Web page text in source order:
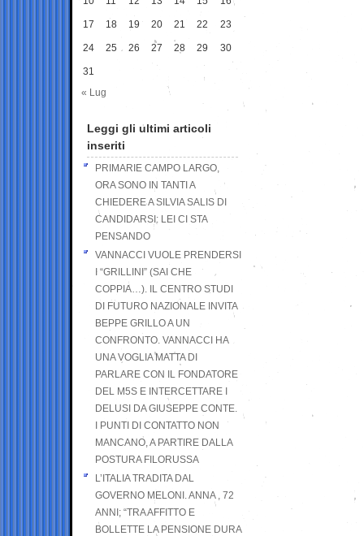
17 18 19 20 21 22 23
24 25 26 27 28 29 30
31
« Lug
Leggi gli ultimi articoli
inseriti
PRIMARIE CAMPO LARGO,
ORA SONO IN TANTI A
CHIEDERE A SILVIA SALIS DI
CANDIDARSI: LEI CI STA
PENSANDO
VANNACCI VUOLE PRENDERSI
I “GRILLINI” (SAI CHE
COPPIA…). IL CENTRO STUDI
DI FUTURO NAZIONALE INVITA
BEPPE GRILLO A UN
CONFRONTO. VANNACCI HA
UNA VOGLIA MATTA DI
PARLARE CON IL FONDATORE
DEL M5S E INTERCETTARE I
DELUSI DA GIUSEPPE CONTE.
I PUNTI DI CONTATTO NON
MANCANO, A PARTIRE DALLA
POSTURA FILORUSSA
L’ITALIA TRADITA DAL
GOVERNO MELONI. ANNA , 72
ANNI; “TRA AFFITTO E
BOLLETTE LA PENSIONE DURA